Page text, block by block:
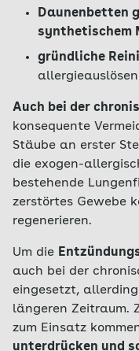
Daunenbetten
synthetischem
gründliche
Auch bei der
konsequente
Stäube an erster
die exogen-
bestehende
zerstörtes Gewebe
regenerieren.
Um die
auch bei der
eingesetzt,
längeren Zeitraum.
zum Einsatz
unterdrücken und